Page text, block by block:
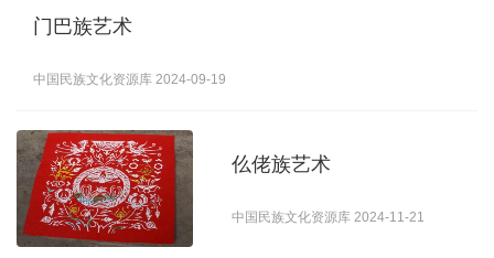
大美村寨
休闲驿站
文物古迹 风光名胜
民族风情 观光游记
旅游产品
门巴族艺术
中国民族文化资源库 2024-09-19
仫佬族艺术
中国民族文化资源库 2024-11-21